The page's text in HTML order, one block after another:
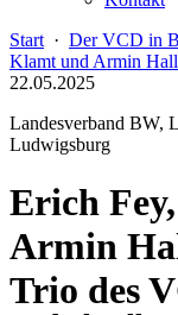
Start · Der VCD in
Klamt und Armin
22.05.2025
Landesverband BW,
Ludwigsburg
Erich
Armin
Trio des